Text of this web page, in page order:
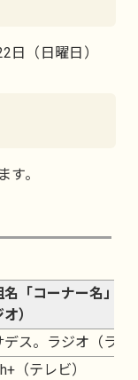
日（日曜日）
。
名「コーナー名」（
）
デス。ラジオ（ラジ
（テレビ）